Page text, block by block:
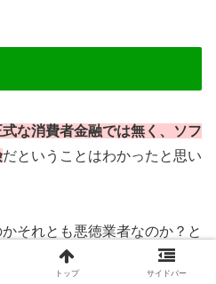
な消費者金融では無く、ソフ
だということはわかったと思い
それとも悪徳業者なのか？と
傾向があります。
トップ サイドバー